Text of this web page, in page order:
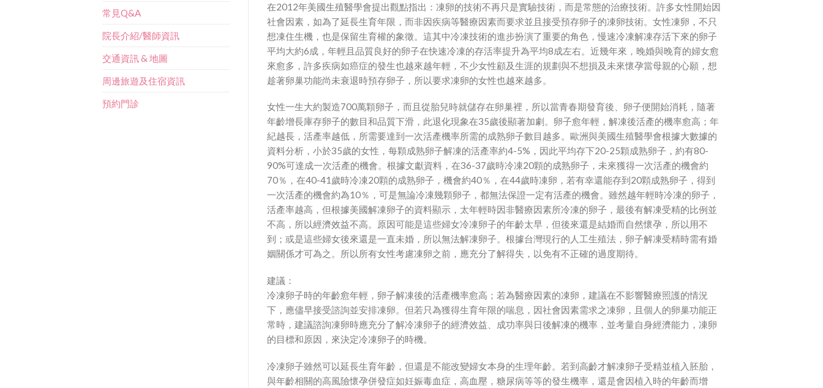
常見Q&A
院長介紹/醫師資訊
交通資訊 & 地圖
周邊旅遊及住宿資訊
預約門診
在2012年美國生殖醫學會提出觀點指出：凍卵的技術不再只是實驗技術，而是常態的治療技術。許多女性開始因
社會因素，如為了延長生育年限，而非因疾病等醫療因素而要求並且接受預存卵子的凍卵技術。女性凍卵，不只
想凍住生機，也是保留生育權的象徵。這其中冷凍技術的進步扮演了重要的角色，慢速冷凍解凍存活下來的卵子
平均大約6成，年輕且品質良好的卵子在快速冷凍的存活率提升為平均8成左右。近幾年來，晚婚與晚育的婦女愈
來愈多，許多疾病如癌症的發生也越來越年輕，不少女性顧及生涯的規劃與不想損及未來懷孕當母親的心願，想
趁著卵巢功能尚未衰退時預存卵子，所以要求凍卵的女性也越來越多。
女性一生大約製造700萬顆卵子，而且從胎兒時就儲存在卵巢裡，所以當青春期發育後、卵子便開始消耗，隨著
年齡增長庫存卵子的數目和品質下滑，此退化現象在35歲後顯著加劇。卵子愈年輕，解凍後活產的機率愈高；年
紀越長，活產率越低，所需要達到一次活產機率所需的成熟卵子數目越多。歐洲與美國生殖醫學會根據大數據的
資料分析，小於35歲的女性，每顆成熟卵子解凍的活產率約4-5%，因此平均存下20-25顆成熟卵子，約有80-
90%可達成一次活產的機會。根據文獻資料，在36-37歲時冷凍20顆的成熟卵子，未來獲得一次活產的機會約
70％，在40-41歲時冷凍20顆的成熟卵子，機會約40％，在44歲時凍卵，若有幸還能存到20顆成熟卵子，得到
一次活產的機會約為10％，可是無論冷凍幾顆卵子，都無法保證一定有活產的機會。雖然越年輕時冷凍的卵子，
活產率越高，但根據美國解凍卵子的資料顯示，太年輕時因非醫療因素所冷凍的卵子，最後有解凍受精的比例並
不高，所以經濟效益不高。原因可能是這些婦女冷凍卵子的年齡太早，但後來還是結婚而自然懷孕，所以用不
到；或是這些婦女後來還是一直未婚，所以無法解凍卵子。根據台灣現行的人工生殖法，卵子解凍受精時需有婚
姻關係才可為之。所以所有女性考慮凍卵之前，應充分了解得失，以免有不正確的過度期待。
建議：
冷凍卵子時的年齡愈年輕，卵子解凍後的活產機率愈高；若為醫療因素的凍卵，建議在不影響醫療照護的情況
下，應儘早接受諮詢並安排凍卵。但若只為獲得生育年限的喘息，因社會因素需求之凍卵，且個人的卵巢功能正
常時，建議諮詢凍卵時應充分了解冷凍卵子的經濟效益、成功率與日後解凍的機率，並考量自身經濟能力，凍卵
的目標和原因，來決定冷凍卵子的時機。
冷凍卵子雖然可以延長生育年齡，但還是不能改變婦女本身的生理年齡。若到高齡才解凍卵子受精並植入胚胎，
與年齡相關的高風險懷孕併發症如妊娠毒血症，高血壓，糖尿病等等的發生機率，還是會因植入時的年齡而增